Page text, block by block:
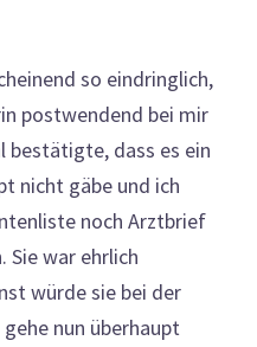
so eindringlich,
postwendend bei mir
bestätigte, dass es ein
nicht gäbe und ich
noch Arztbrief
Sie war ehrlich
würde sie bei der
nun überhaupt